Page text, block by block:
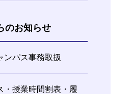
のお知らせ
ンパス事務取扱
・授業時間割表・履